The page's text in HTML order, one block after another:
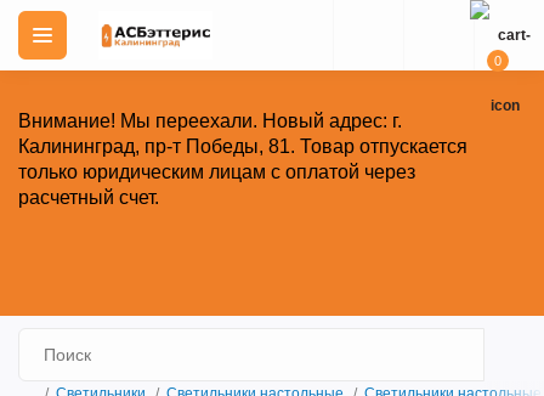
Внимание! Мы переехали. Новый адрес: г.
Калининград, пр-т Победы, 81. Товар отпускается
только юридическим лицам с оплатой через
расчетный счет.
0